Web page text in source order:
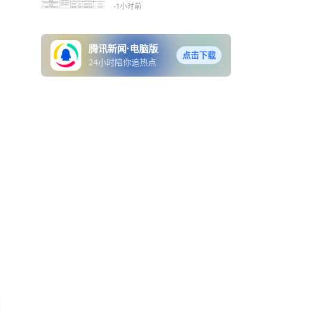
-1小时前
腾讯新闻·电脑版
24小时陪你追热点
点击下载